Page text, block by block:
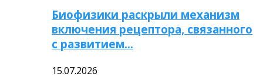
Биофизики раскрыли механизм
включения рецептора, связанного
с развитием…
15.07.2026